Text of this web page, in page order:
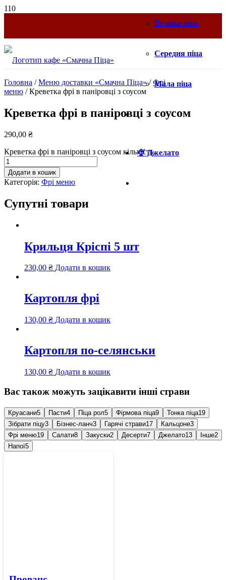
Велика піца
Середня піца
Мала піца
🍨 Джелато
Головна /Меню доставки «Смачна Піца»/Фрі
меню / Креветка фрі в паніровці з соусом
Креветка фрі в паніровці з соусом
290,00 ₴
Креветка фрі в паніровці з соусом кількість
Додати в кошик
Категорія: Фрі меню
Супутні товари
Крильця Кріспі 5 шт
230,00 ₴ Додати в кошик
Картопля фрі
130,00 ₴ Додати в кошик
Картопля по-селянськи
130,00 ₴ Додати в кошик
Вас також можуть зацікавити інші страви
Круасани5 Пасти4 Піца рол5 Фірмова піца9 Тонка піца19
Зібрати піцу3 Бізнес-ланч3 Гарячі страви17 Кальцоне3
Фрі меню19 Салати8 Закуски2 Десерти7 Джелато13 Інше2
Напої5